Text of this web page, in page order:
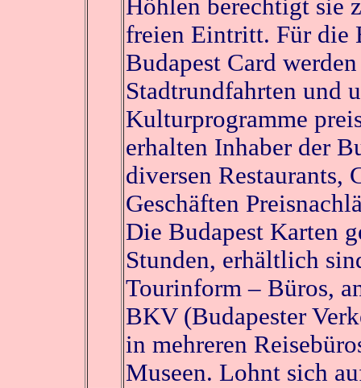
Höhlen berechtigt sie
freien Eintritt. Für die
Budapest Card
Stadtrundfahrten und
Kulturprogramme
erhalten Inhaber der
diversen Restaurants,
Geschäften
Die Budapest Karten
Stunden, erhältlich
Tourinform – Büros,
BKV (Budapester
in mehreren
Museen. Lohnt sich